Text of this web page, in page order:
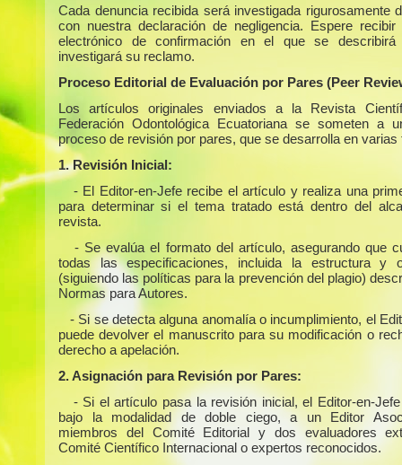
Cada denuncia recibida será investigada rigurosamente
con nuestra declaración de negligencia. Espere
electrónico de confirmación en el que se
investigará su reclamo.
Proceso Editorial de Evaluación por Pares (Peer
Los artículos originales enviados a la Revista
Federación Odontológica Ecuatoriana se someten a
proceso de revisión por pares, que se desarrolla en varias
1. Revisión Inicial:
- El Editor-en-Jefe recibe el artículo y realiza una
para determinar si el tema tratado está dentro del
revista.
- Se evalúa el formato del artículo, asegurando que
todas las especificaciones, incluida la estructura y
(siguiendo las políticas para la prevención del plagio)
Normas para Autores.
- Si se detecta alguna anomalía o incumplimiento, el
puede devolver el manuscrito para su modificación o
derecho a apelación.
2. Asignación para Revisión por Pares:
- Si el artículo pasa la revisión inicial, el Editor-en-
bajo la modalidad de doble ciego, a un Editor
miembros del Comité Editorial y dos evaluadores
Comité Científico Internacional o expertos reconocidos.